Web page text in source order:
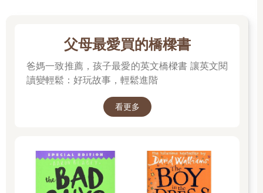
父母最愛買的橋樑書
爸媽一致推薦，孩子最愛的英文橋樑書 讓英文閱
讀變輕鬆：好玩故事，輕鬆進階
看更多